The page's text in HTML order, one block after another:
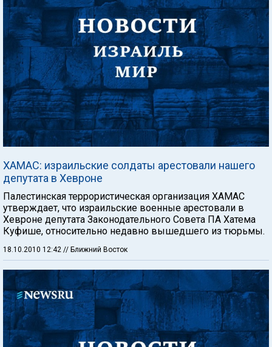
ХАМАС: израильские солдаты арестовали нашего
депутата в Хевроне
Палестинская террористическая организация ХАМАС
утверждает, что израильские военные арестовали в
Хевроне депутата Законодательного Совета ПА Хатема
Куфише, относительно недавно вышедшего из тюрьмы.
18.10.2010 12:42 // Ближний Восток